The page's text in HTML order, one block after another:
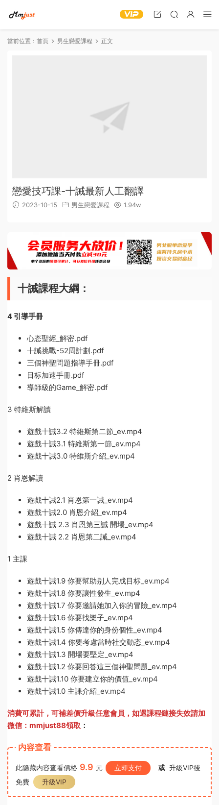
當前位置： 首頁 男生戀愛課程 正文
戀愛技巧課-十誡最新人工翻譯
2023-10-15 男生戀愛課程 1.94w
十誡課程大綱：
4 引導手冊
心态聖經_解密.pdf
十誡挑戰-52周計劃.pdf
三個神聖問題指導手冊.pdf
目标加速手冊.pdf
導師級的Game_解密.pdf
3 特維斯解讀
遊戲十誡3.2 特維斯第二節_ev.mp4
遊戲十誡3.1 特維斯第一節_ev.mp4
遊戲十誡3.0 特維斯介紹_ev.mp4
2 肖恩解讀
遊戲十誡2.1 肖恩第一誡_ev.mp4
遊戲十誡2.0 肖恩介紹_ev.mp4
遊戲十誡 2.3 肖恩第三誡 開場_ev.mp4
遊戲十誡 2.2 肖恩第二誡_ev.mp4
1 主課
遊戲十誡1.9 你要幫助别人完成目标_ev.mp4
遊戲十誡1.8 你要讓性發生_ev.mp4
遊戲十誡1.7 你要邀請她加入你的冒險_ev.mp4
遊戲十誡1.6 你要找樂子_ev.mp4
遊戲十誡1.5 你傳達你的身份個性_ev.mp4
遊戲十誡1.4 你要考慮當時社交動态_ev.mp4
遊戲十誡1.3 開場要堅定_ev.mp4
遊戲十誡1.2 你要回答這三個神聖問題_ev.mp4
遊戲十誡1.10 你要建立你的價值_ev.mp4
遊戲十誡1.0 主課介紹_ev.mp4
消費可累計，可補差價升級任意會員， 如遇課程鏈接失效請加
微信：mmjust88領取 ：
内容查看
此隐藏内容查看價格 9.9 元 立即支付 或 升級VIP後
免費
升級VIP